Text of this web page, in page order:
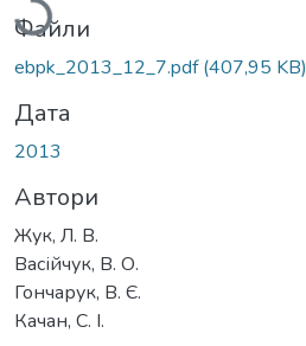
Файли
ebpk_2013_12_7.pdf(407,95 KB)
Дата
2013
Автори
Жук, Л. В.
Васійчук, В. О.
Гончарук, В. Є.
Качан, С. І.